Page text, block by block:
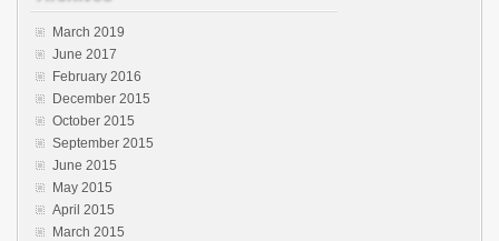
March 2019
June 2017
February 2016
December 2015
October 2015
September 2015
June 2015
May 2015
April 2015
March 2015